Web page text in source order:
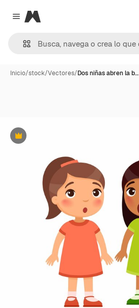
Close menu
Magnific
Inicio/stock/Vectores/Dos niñas abren la b…
Premium